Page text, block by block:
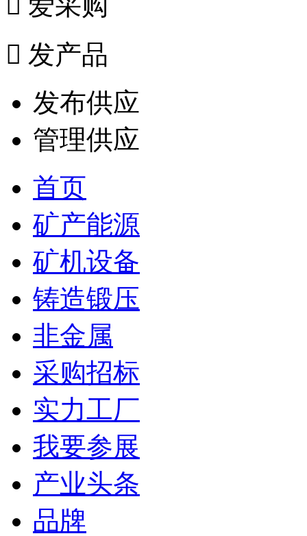
 发产品
发布供应
管理供应
首页
矿产能源
矿机设备
铸造锻压
非金属
采购招标
实力工厂
我要参展
产业头条
品牌